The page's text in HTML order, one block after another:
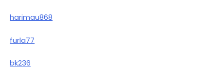
harimau868
furla77
bk236